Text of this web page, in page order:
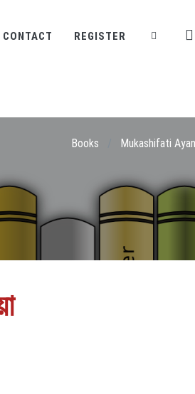
CONTACT REGISTER
Books Mukashifati